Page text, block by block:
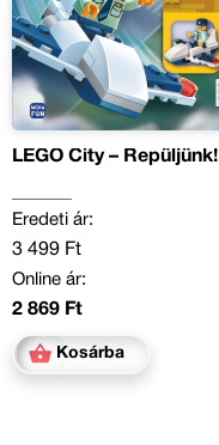
LEGO City – Repüljünk!
Eredeti ár:
3 499 Ft
Online ár:
2 869 Ft
Kosárba